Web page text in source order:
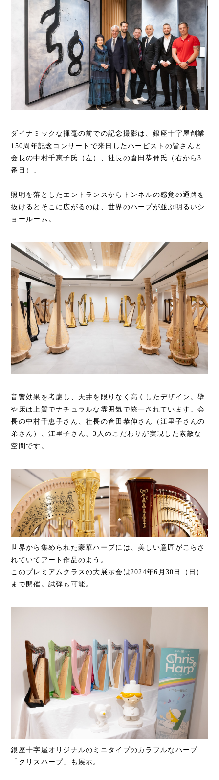
ダイナミックな揮毫の前での記念撮影は、銀座十字屋創業
150周年記念コンサートで来日したハーピストの皆さんと
会長の中村千恵子氏（左）、社長の倉田恭伸氏（右から3
番目）。
照明を落としたエントランスからトンネルの感覚の通路を
抜けるとそこに広がるのは、世界のハープが並ぶ明るいシ
ョールーム。
音響効果を考慮し、天井を限りなく高くしたデザイン。壁
や床は上質でナチュラルな雰囲気で統一されています。会
長の中村千恵子さん、社長の倉田恭伸さん（江里子さんの
弟さん）、江里子さん、3人のこだわりが実現した素敵な
空間です。
世界から集められた豪華ハープには、美しい意匠がこらさ
れていてアート作品のよう。
このプレミアムクラスの大展示会は2024年6月30日（日）
まで開催。試弾も可能。
銀座十字屋オリジナルのミニタイプのカラフルなハープ
「クリスハープ」も展示。